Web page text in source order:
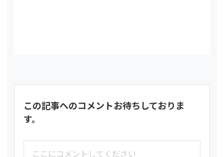
この記事へのコメントお待ちしておりま
す。